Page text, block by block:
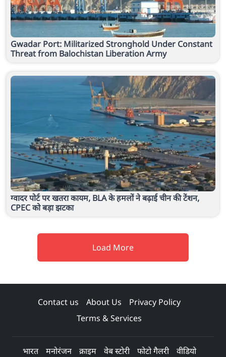
Gwadar Port: Militarized Stronghold Under Constant
Threat from Balochistan Liberation Army
ग्वादर पोर्ट पर खतरा कायम, BLA के हमलों ने बढ़ाई चीन की टेंशन,
CPEC को बड़ा झटका
Load More
Contact us About Us
Privacy Policy
Terms & Services
भारत मनोरंजन क्राइम वेब स्टोरी फोटो गैलरी वीडियो